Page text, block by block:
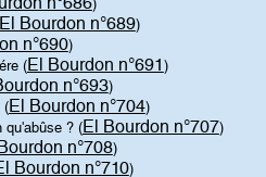
)
Bourdon n°689)
n°690)
(El Bourdon n°691 )
n°693)
(El Bourdon n°704)
qu'abûse ? (El Bourdon n°707)
n°708)
Bourdon n°710)